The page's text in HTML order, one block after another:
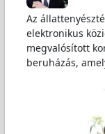
Az
elektronikus
megvalósított
beruházás,